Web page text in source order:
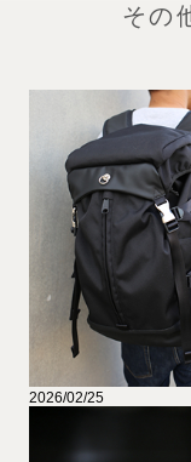
その
2026/02/25